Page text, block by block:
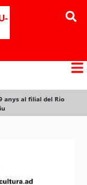
anys al filial del Rio